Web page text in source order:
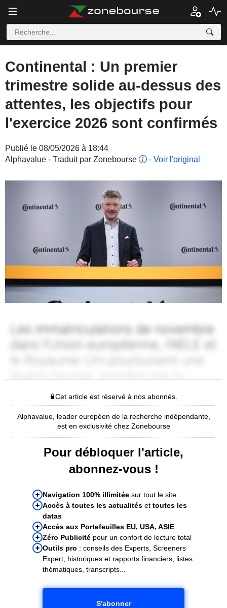
Continental : Un premier
trimestre solide au-dessus des
attentes, les objectifs pour
l'exercice 2026 sont confirmés
Publié le 08/05/2026 à 18:44
Alphavalue - Traduit par Zonebourse
- Voir l'original
Cet article est réservé à nos abonnés.
Alphavalue, leader européen de la recherche indépendante,
est en exclusivité chez Zonebourse
Pour débloquer l'article,
abonnez-vous !
Navigation 100% illimitée sur tout le site
Accès à toutes les actualités et toutes les
datas
Accès aux Portefeuilles EU, USA, ASIE
Zéro Publicité pour un confort de lecture total
Outils pro : conseils des Experts, Screeners
Expert, historiques et rapports financiers, listes
thématiques, transcripts...
S'abonner